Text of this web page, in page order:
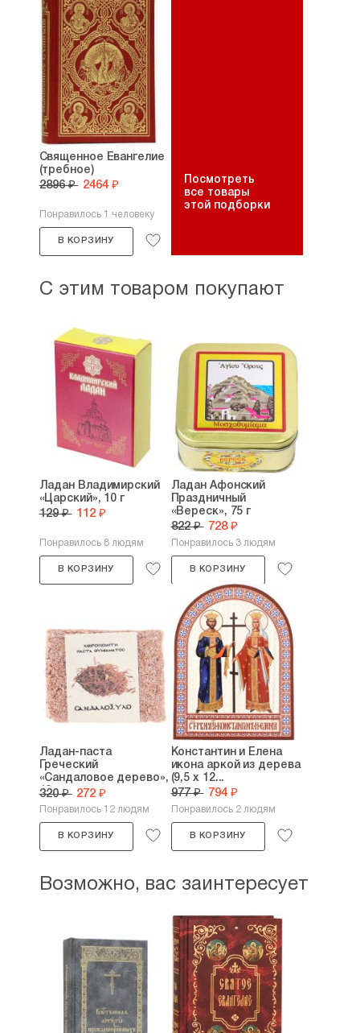
Священное Евангелие
(требное)
2896 ₽ 2464 ₽
Понравилось 1 человеку
В КОРЗИНУ
Посмотреть
все товары
этой подборки
С этим товаром покупают
Ладан Владимирский
«Царский», 10 г
129 ₽ 112 ₽
Понравилось 8 людям
В КОРЗИНУ
Ладан Афонский
Праздничный
«Вереск», 75 г
822 ₽ 728 ₽
Понравилось 3 людям
В КОРЗИНУ
Ладан-паста
Греческий
«Сандаловое дерево»,
12 г
320 ₽ 272 ₽
Понравилось 12 людям
В КОРЗИНУ
Константин и Елена
икона аркой из дерева
(9,5 х 12...
977 ₽ 794 ₽
Понравилось 2 людям
В КОРЗИНУ
Возможно, вас заинтересует